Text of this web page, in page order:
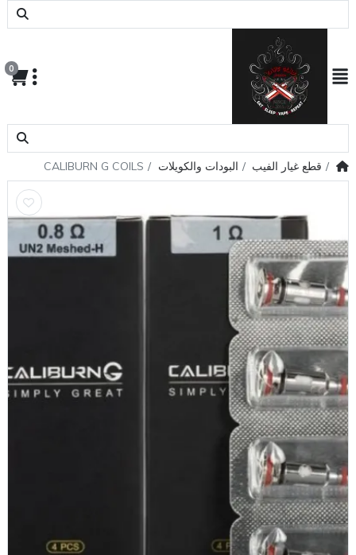
0
قطع غيار الفيب البودات والكويلات CALIBURN G COILS